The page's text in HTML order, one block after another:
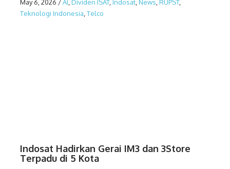
May 6, 2026 /AI,Dividen ISAT,Indosat,News,RUPST,
Teknologi Indonesia,Telco
Indosat Hadirkan Gerai IM3 dan 3Store
Terpadu di 5 Kota